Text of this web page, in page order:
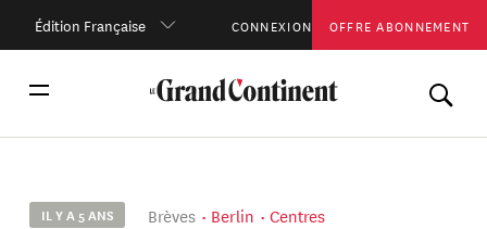
Édition Française CONNEXION OFFRE ABONNEMENT
IL Y A 5 ANS Brèves Berlin Centres